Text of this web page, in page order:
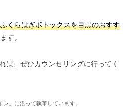
くらはぎボトックスを目黒のおすす
す。
ば、ぜひカウンセリングに行ってく
」に沿って執筆しています。